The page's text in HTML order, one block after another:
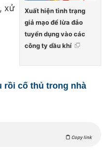
Xuất hiện tình trạng
giả mạo để lừa đảo
tuyển dụng vào các
công ty dầu khí
xử
rồi cố thủ trong nhà
Copy link